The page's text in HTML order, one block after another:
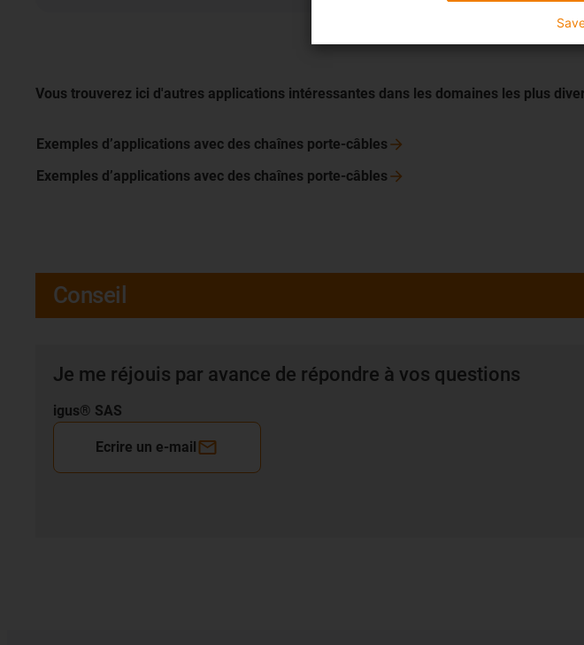
Vous trouverez ici d'autres applications intéressantes dans les domaines les plus
Exemples d’applications avec des chaînes porte-câbles
Exemples d’applications avec des chaînes porte-câbles
Conseil
Je me réjouis par avance de répondre à vos questions
igus® SAS
Ecrire un e-mail